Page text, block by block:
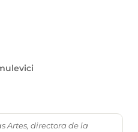
Artes, directora de la